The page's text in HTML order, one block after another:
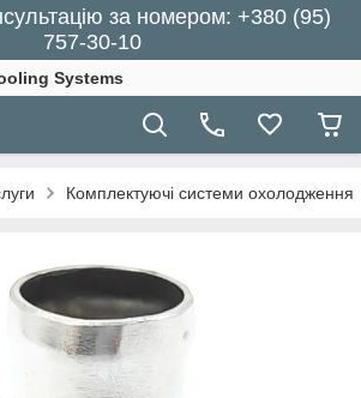
за номером: +380 (95)
757-30-10
Systems
Комплектуючі системи охолодження